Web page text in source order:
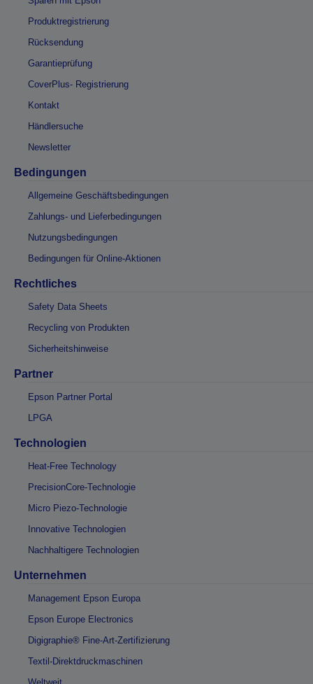
Produktregistrierung
Rücksendung
Garantieprüfung
CoverPlus- Registrierung
Kontakt
Händlersuche
Newsletter
Bedingungen
Allgemeine Geschäftsbedingungen
Zahlungs- und Lieferbedingungen
Nutzungsbedingungen
Bedingungen für Online-Aktionen
Rechtliches
Safety Data Sheets
Recycling von Produkten
Sicherheitshinweise
Partner
Epson Partner Portal
LPGA
Technologien
Heat-Free Technology
PrecisionCore-Technologie
Micro Piezo-Technologie
Innovative Technologien
Nachhaltigere Technologien
Unternehmen
Management Epson Europa
Epson Europe Electronics
Digigraphie® Fine-Art-Zertifizierung
Textil-Direktdruckmaschinen